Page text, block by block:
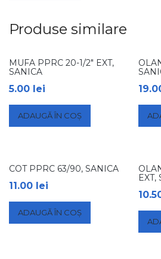
Produse similare
MUFA PPRC 20-1/2″ EXT,
SANICA
5.00 lei
ADAUGĂ ÎN COȘ
COT PPRC 63/90, SANICA
11.00 lei
ADAUGĂ ÎN COȘ
EXT,